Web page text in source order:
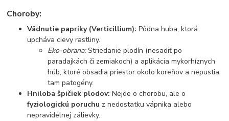
Choroby:
Vädnutie papriky (Verticillium): Pôdna huba, ktorá
upcháva cievy rastliny.
Eko-obrana:Striedanie plodín (nesadiť po
paradajkách či zemiakoch) a aplikácia mykorhíznych
húb, ktoré obsadia priestor okolo koreňov a nepustia
tam patogény.
Hniloba špičiek plodov: Nejde o chorobu, ale o
fyziologickú poruchu z nedostatku vápnika alebo
nepravidelnej zálievky.